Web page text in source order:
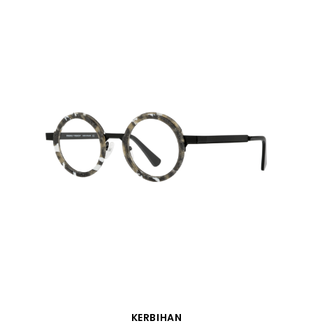
SCHNELLANSICHT
KERBIHAN